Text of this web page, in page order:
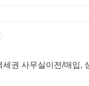
권 사무실이전/매입,